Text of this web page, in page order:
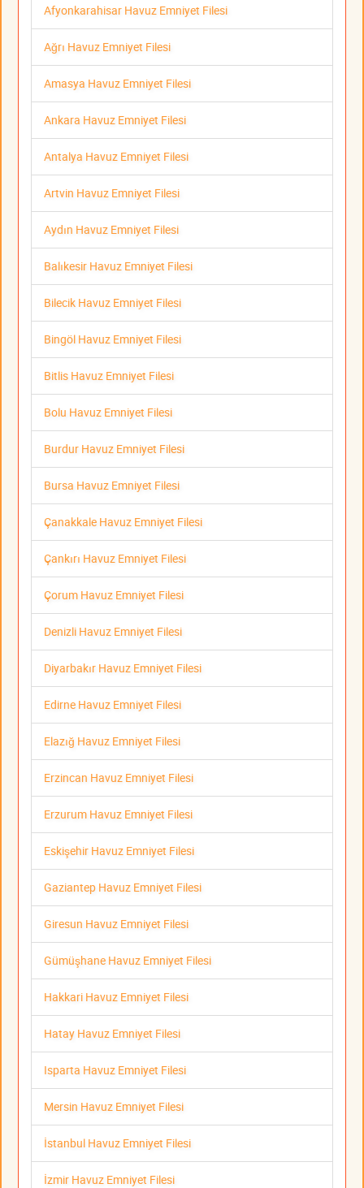
Afyonkarahisar Havuz Emniyet Filesi
Ağrı Havuz Emniyet Filesi
Amasya Havuz Emniyet Filesi
Ankara Havuz Emniyet Filesi
Antalya Havuz Emniyet Filesi
Artvin Havuz Emniyet Filesi
Aydın Havuz Emniyet Filesi
Balıkesir Havuz Emniyet Filesi
Bilecik Havuz Emniyet Filesi
Bingöl Havuz Emniyet Filesi
Bitlis Havuz Emniyet Filesi
Bolu Havuz Emniyet Filesi
Burdur Havuz Emniyet Filesi
Bursa Havuz Emniyet Filesi
Çanakkale Havuz Emniyet Filesi
Çankırı Havuz Emniyet Filesi
Çorum Havuz Emniyet Filesi
Denizli Havuz Emniyet Filesi
Diyarbakır Havuz Emniyet Filesi
Edirne Havuz Emniyet Filesi
Elazığ Havuz Emniyet Filesi
Erzincan Havuz Emniyet Filesi
Erzurum Havuz Emniyet Filesi
Eskişehir Havuz Emniyet Filesi
Gaziantep Havuz Emniyet Filesi
Giresun Havuz Emniyet Filesi
Gümüşhane Havuz Emniyet Filesi
Hakkari Havuz Emniyet Filesi
Hatay Havuz Emniyet Filesi
Isparta Havuz Emniyet Filesi
Mersin Havuz Emniyet Filesi
İstanbul Havuz Emniyet Filesi
İzmir Havuz Emniyet Filesi